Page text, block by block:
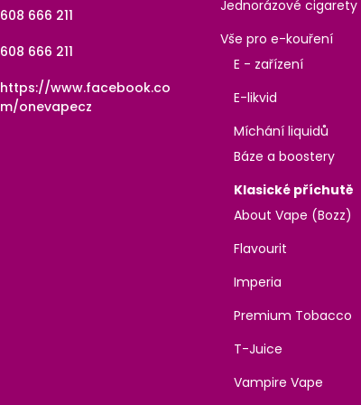
608 666 211
608 666 211
https://www.facebook.co
m/onevapecz
Jednorázové cigarety
Vše pro e-kouření
E - zařízení
E-likvid
Míchání liquidů
Báze a boostery
Klasické příchutě
About Vape (Bozz)
Flavourit
Imperia
Premium Tobacco
T-Juice
Vampire Vape